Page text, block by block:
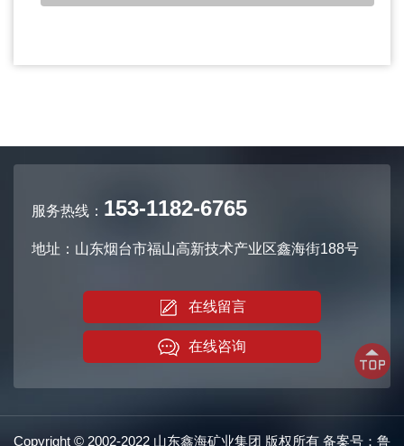
服务热线： 153-1182-6765
地址：山东烟台市福山高新技术产业区鑫海街188号
在线留言
在线咨询
Copyright © 2002-2022 山东鑫海矿业集团 版权所有 备案号： 鲁